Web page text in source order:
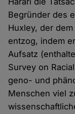
Begründer des
Huxley, der
entzog, indem
Aufsatz
Survey on
geno- und
Menschen viel